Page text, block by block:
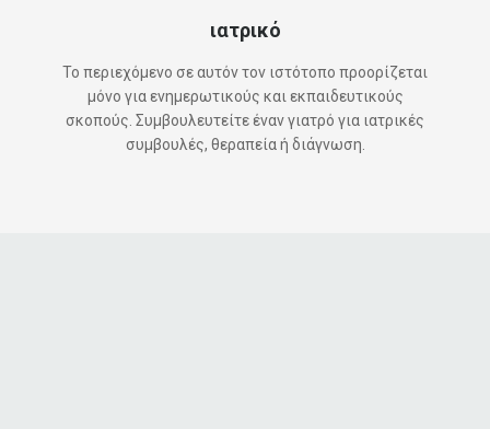
ιατρικό
Το περιεχόμενο σε αυτόν τον ιστότοπο προορίζεται
μόνο για ενημερωτικούς και εκπαιδευτικούς
σκοπούς. Συμβουλευτείτε έναν γιατρό για ιατρικές
συμβουλές, θεραπεία ή διάγνωση.